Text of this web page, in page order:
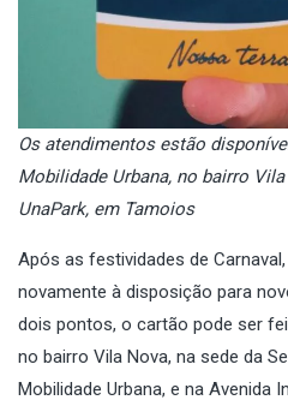
Os atendimentos estão
Mobilidade Urbana, no bairro
UnaPark, em Tamoios
Após as festividades de
novamente à disposição para
dois pontos, o cartão pode ser
no bairro Vila Nova, na sede da
Mobilidade Urbana, e na Avenida